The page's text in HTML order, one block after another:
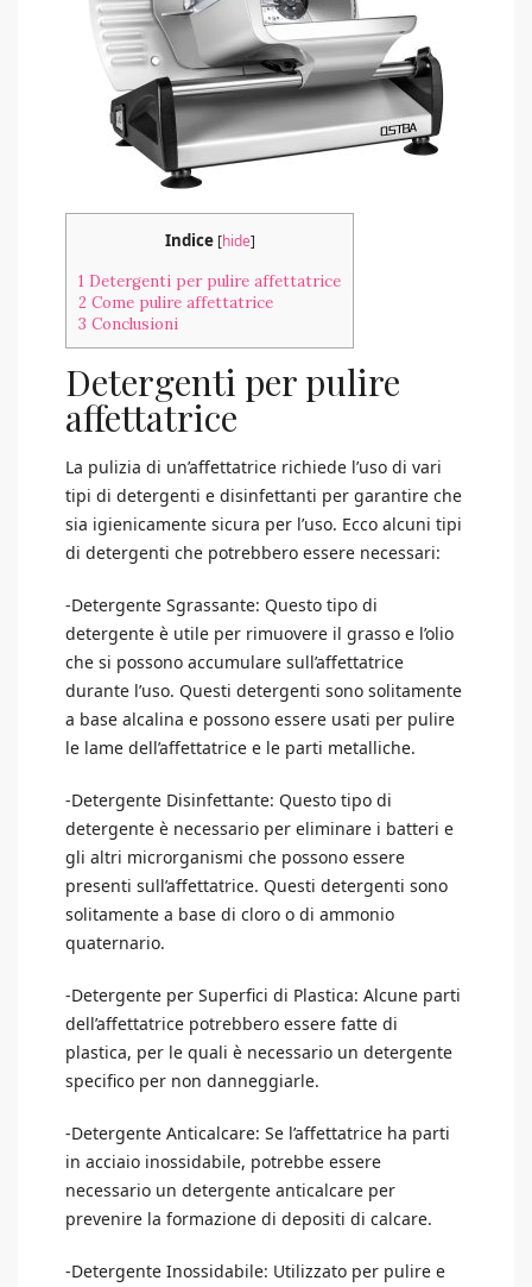
Indice [hide]
1 Detergenti per pulire affettatrice
2 Come pulire affettatrice
3 Conclusioni
Detergenti per pulire
affettatrice
La pulizia di un’affettatrice richiede l’uso di vari
tipi di detergenti e disinfettanti per garantire che
sia igienicamente sicura per l’uso. Ecco alcuni tipi
di detergenti che potrebbero essere necessari:
-Detergente Sgrassante: Questo tipo di
detergente è utile per rimuovere il grasso e l’olio
che si possono accumulare sull’affettatrice
durante l’uso. Questi detergenti sono solitamente
a base alcalina e possono essere usati per pulire
le lame dell’affettatrice e le parti metalliche.
-Detergente Disinfettante: Questo tipo di
detergente è necessario per eliminare i batteri e
gli altri microrganismi che possono essere
presenti sull’affettatrice. Questi detergenti sono
solitamente a base di cloro o di ammonio
quaternario.
-Detergente per Superfici di Plastica: Alcune parti
dell’affettatrice potrebbero essere fatte di
plastica, per le quali è necessario un detergente
specifico per non danneggiarle.
-Detergente Anticalcare: Se l’affettatrice ha parti
in acciaio inossidabile, potrebbe essere
necessario un detergente anticalcare per
prevenire la formazione di depositi di calcare.
-Detergente Inossidabile: Utilizzato per pulire e